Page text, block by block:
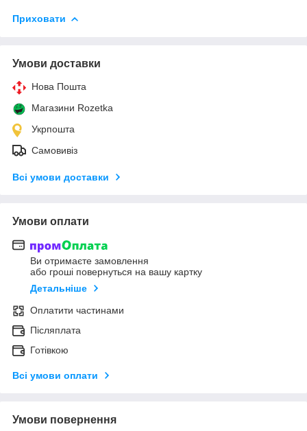
Приховати
Умови доставки
Нова Пошта
Магазини Rozetka
Укрпошта
Самовивіз
Всі умови доставки
Умови оплати
Ви отримаєте замовлення
або гроші повернуться на вашу картку
Детальніше
Оплатити частинами
Післяплата
Готівкою
Всі умови оплати
Умови повернення